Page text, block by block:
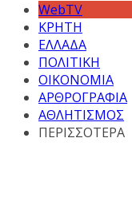
WebTV
ΚΡΗΤΗ
ΕΛΛΑΔΑ
ΠΟΛΙΤΙΚΗ
ΟΙΚΟΝΟΜΙΑ
ΑΡΘΡΟΓΡΑΦΙΑ
ΑΘΛΗΤΙΣΜΟΣ
ΠΕΡΙΣΣΟΤΕΡΑ